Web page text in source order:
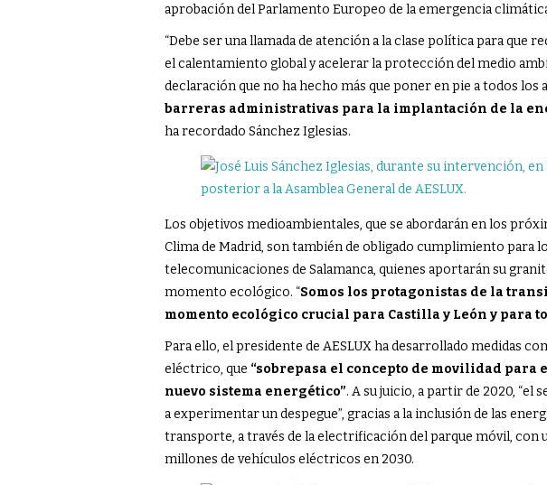
aprobación del Parlamento Europeo de la emergencia
“Debe ser una llamada de atención a la clase política para que
el calentamiento global y acelerar la protección del medio
declaración que no ha hecho más que poner en pie a todos los
barreras administrativas para la implantación de la
ha recordado Sánchez Iglesias.
Los objetivos medioambientales, que se abordarán en los
Clima de Madrid, son también de obligado cumplimiento para
telecomunicaciones de Salamanca, quienes aportarán su
momento ecológico. “Somos los protagonistas de la
momento ecológico crucial para Castilla y León y para
Para ello, el presidente de AESLUX ha desarrollado medidas
eléctrico, que “sobrepasa el concepto de movilidad para
nuevo sistema energético”. A su juicio, a partir de 2020, “el
a experimentar un despegue”, gracias a la inclusión de las
transporte, a través de la electrificación del parque móvil, con
millones de vehículos eléctricos en 2030.